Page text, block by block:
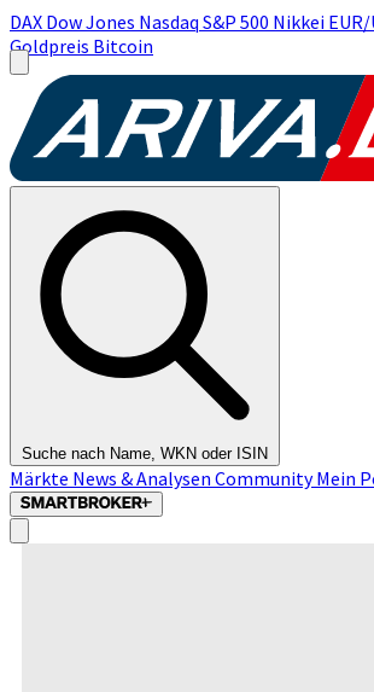
DAX Dow Jones Nasdaq S&P 500 Nikkei EUR/
Goldpreis Bitcoin
Suche nach Name, WKN oder ISIN
Märkte News & Analysen CommunityMein